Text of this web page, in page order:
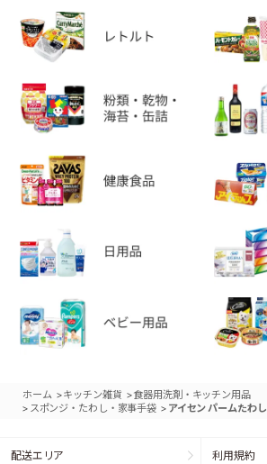
ホーム >キッチン雑貨 >食器用洗剤・キッチン用品
> スポンジ・たわし・家事手袋 > アイセン パームたわし
配送エリア 利用規約